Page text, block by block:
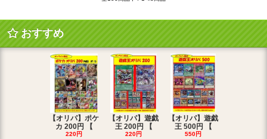
おすすめ
【オリパ】ポケ
カ 200円 【
220円
【オリパ】遊戯
王 200円 【
220円
【オリパ】遊戯
王 500円 【
550円